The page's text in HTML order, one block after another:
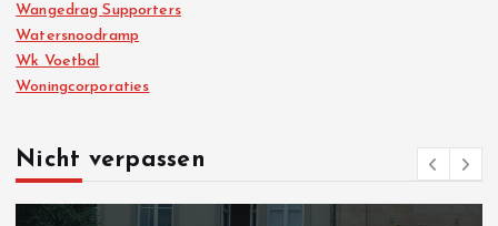
Wangedrag Supporters
Watersnoodramp
Wk Voetbal
Woningcorporaties
Nicht verpassen